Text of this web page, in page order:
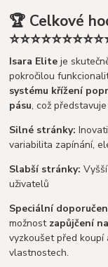
🏆 Celkové
Isara Elite je
pokročilou
systému křížení
pásu, což
Silné stránky:
variabilita zapínání,
Slabší stránky:
uživatelů
Speciální
možnost zapůjčení
vyzkoušet před koupí
vlastnostech.